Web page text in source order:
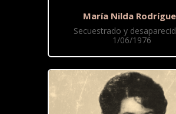
María Nilda
Secuestrado y
1/06/1976